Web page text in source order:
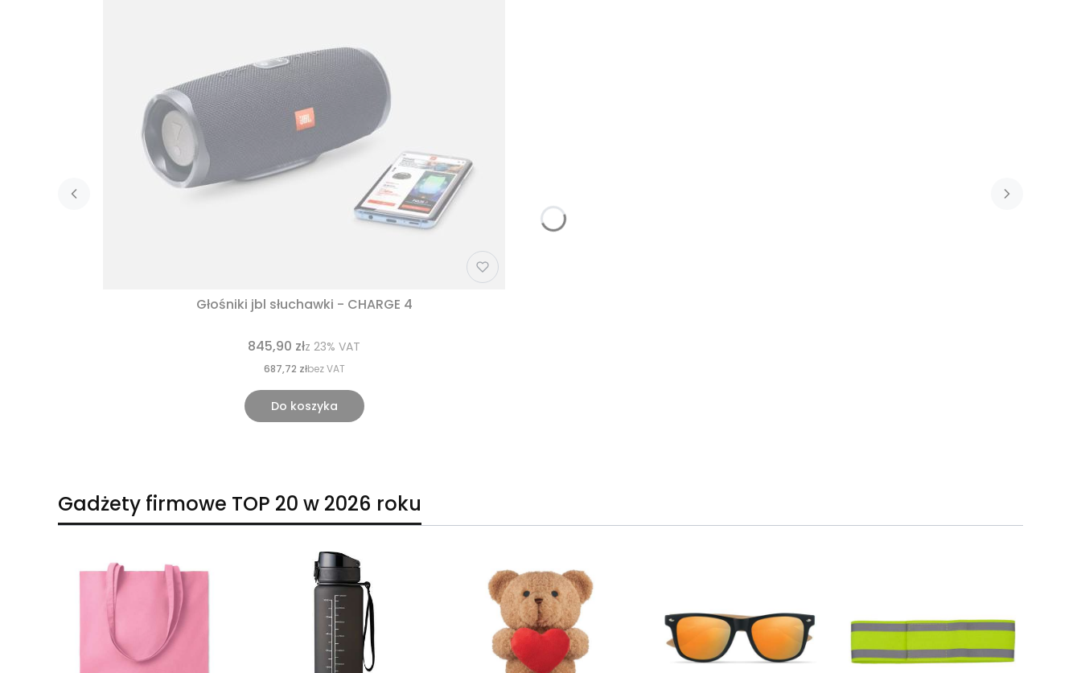
Głośniki jbl słuchawki - CHARGE 4
845,90 złz 23% VAT
687,72 złbez VAT
Do koszyka
Gadżety firmowe TOP 20 w 2026 roku